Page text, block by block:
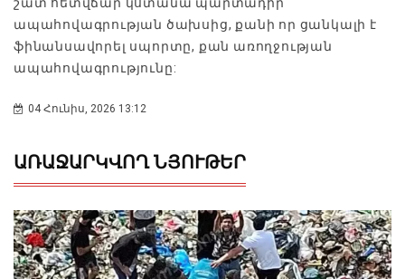
ապահովագրության ծախսից, քանի որ ցանկալի է
ֆինանսավորել սպորտը, քան առողջության
ապահովագրությունը:
04 Հունիս, 2026 13:12
ԱՌԱՋԱՐԿՎՈՂ ՆՅՈՒԹԵՐ